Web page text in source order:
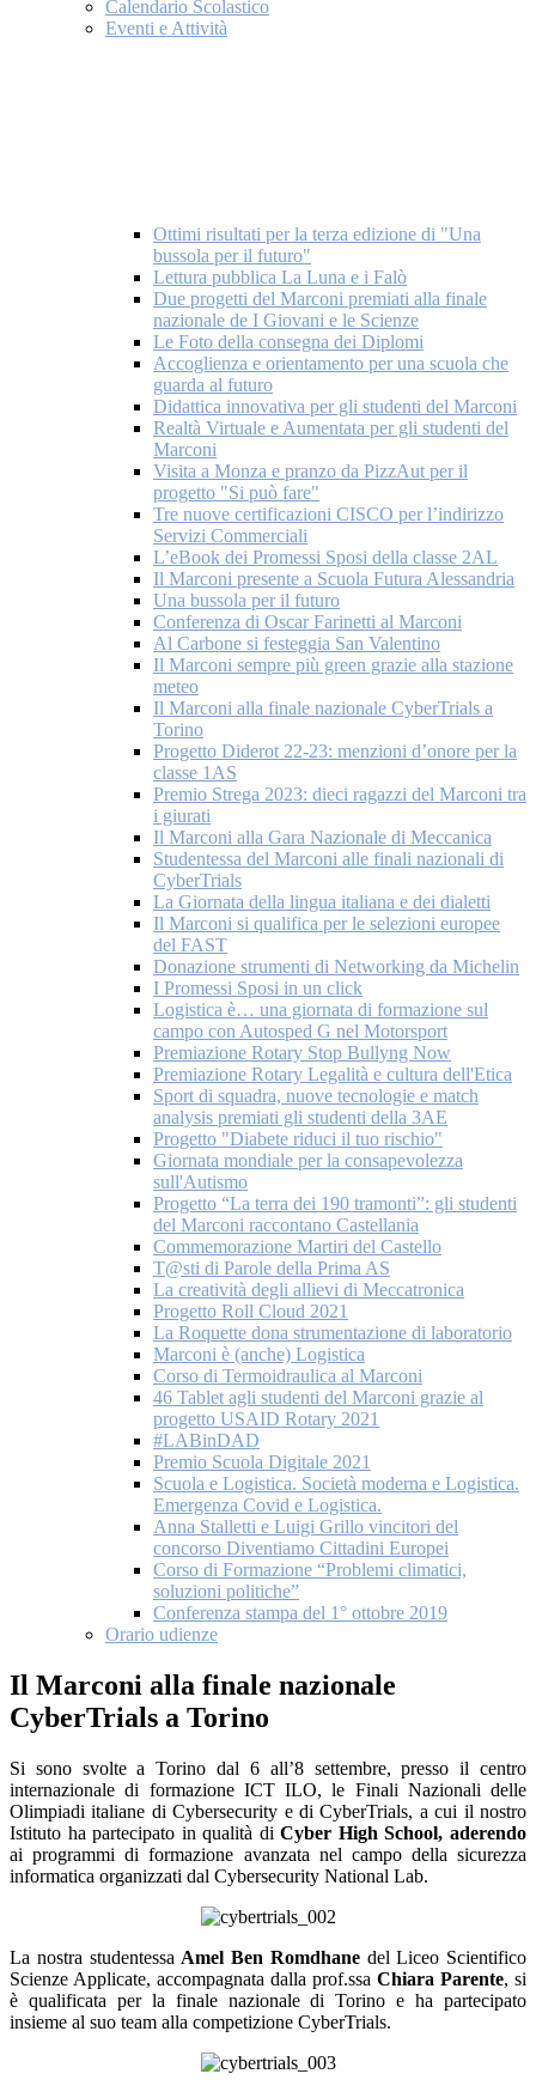
Calendario Scolastico
Eventi e Attività
Ottimi risultati per la terza edizione di "Una
bussola per il futuro"
Lettura pubblica La Luna e i Falò
Due progetti del Marconi premiati alla finale
nazionale de I Giovani e le Scienze
Le Foto della consegna dei Diplomi
Accoglienza e orientamento per una scuola che
guarda al futuro
Didattica innovativa per gli studenti del Marconi
Realtà Virtuale e Aumentata per gli studenti del
Marconi
Visita a Monza e pranzo da PizzAut per il
progetto "Si può fare"
Tre nuove certificazioni CISCO per l’indirizzo
Servizi Commerciali
L’eBook dei Promessi Sposi della classe 2AL
Il Marconi presente a Scuola Futura Alessandria
Una bussola per il futuro
Conferenza di Oscar Farinetti al Marconi
Al Carbone si festeggia San Valentino
Il Marconi sempre più green grazie alla stazione
meteo
Il Marconi alla finale nazionale CyberTrials a
Torino
Progetto Diderot 22-23: menzioni d’onore per la
classe 1AS
Premio Strega 2023: dieci ragazzi del Marconi tra
i giurati
Il Marconi alla Gara Nazionale di Meccanica
Studentessa del Marconi alle finali nazionali di
CyberTrials
La Giornata della lingua italiana e dei dialetti
Il Marconi si qualifica per le selezioni europee
del FAST
Donazione strumenti di Networking da Michelin
I Promessi Sposi in un click
Logistica è… una giornata di formazione sul
campo con Autosped G nel Motorsport
Premiazione Rotary Stop Bullyng Now
Premiazione Rotary Legalità e cultura dell'Etica
Sport di squadra, nuove tecnologie e match
analysis premiati gli studenti della 3AE
Progetto "Diabete riduci il tuo rischio"
Giornata mondiale per la consapevolezza
sull'Autismo
Progetto “La terra dei 190 tramonti”: gli studenti
del Marconi raccontano Castellania
Commemorazione Martiri del Castello
T@sti di Parole della Prima AS
La creatività degli allievi di Meccatronica
Progetto Roll Cloud 2021
La Roquette dona strumentazione di laboratorio
Marconi è (anche) Logistica
Corso di Termoidraulica al Marconi
46 Tablet agli studenti del Marconi grazie al
progetto USAID Rotary 2021
#LABinDAD
Premio Scuola Digitale 2021
Scuola e Logistica. Società moderna e Logistica.
Emergenza Covid e Logistica.
Anna Stalletti e Luigi Grillo vincitori del
concorso Diventiamo Cittadini Europei
Corso di Formazione “Problemi climatici,
soluzioni politiche”
Conferenza stampa del 1° ottobre 2019
Orario udienze
Il Marconi alla finale nazionale
CyberTrials a Torino
Si sono svolte a Torino dal 6 all’8 settembre, presso il centro
internazionale di formazione ICT ILO, le Finali Nazionali delle
Olimpiadi italiane di Cybersecurity e di CyberTrials, a cui il nostro
Istituto ha partecipato in qualità diCyber High School,aderendo
ai programmi di formazione avanzata nel campo della sicurezza
informatica organizzati dal Cybersecurity National Lab.
La nostra studentessa Amel Ben Romdhanedel Liceo Scientifico
Scienze Applicate, accompagnata dalla prof.ssa Chiara Parente, si
è qualificata per la finale nazionale di Torino e ha partecipato
insieme al suo team alla competizione CyberTrials.